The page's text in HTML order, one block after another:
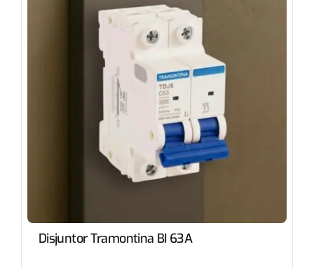
Disjuntor Tramontina BI 63A